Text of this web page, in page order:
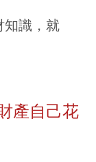
知識，就
產自己花